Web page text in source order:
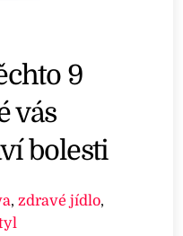
9
vás
bolesti
,zdravé jídlo,